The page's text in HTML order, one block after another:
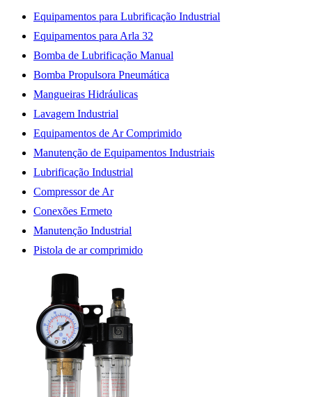
Equipamentos para Lubrificação Industrial
Equipamentos para Arla 32
Bomba de Lubrificação Manual
Bomba Propulsora Pneumática
Mangueiras Hidráulicas
Lavagem Industrial
Equipamentos de Ar Comprimido
Manutenção de Equipamentos Industriais
Lubrificação Industrial
Compressor de Ar
Conexões Ermeto
Manutenção Industrial
Pistola de ar comprimido